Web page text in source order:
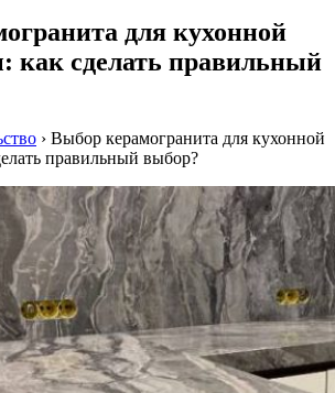
для кухонной
как сделать правильный
› Выбор керамогранита для кухонной
правильный выбор?